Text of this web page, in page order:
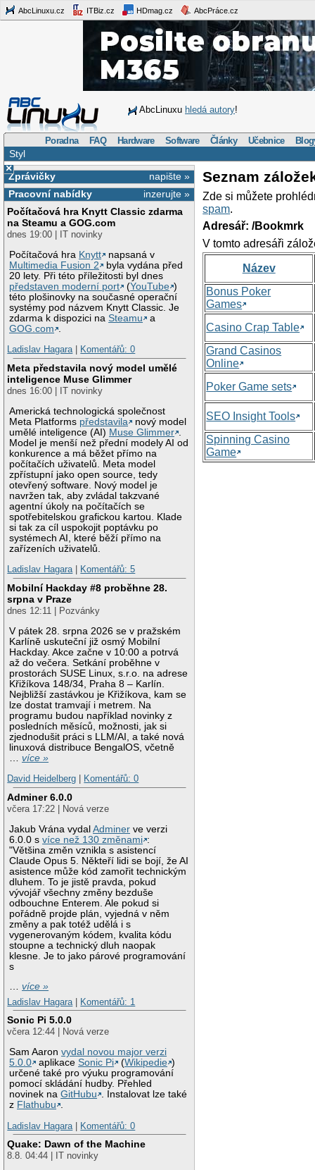
AbcLinuxu.cz ITBiz.cz HDmag.cz AbcPráce.cz
AbcLinuxu hledá autory!
Poradna FAQ Hardware Software Články Učebnice
Styl
×
napište »
Zprávičky
inzerujte »
Pracovní nabídky
Počítačová hra Knytt Classic zdarma
na Steamu a GOG.com
dnes 19:00 | IT novinky
Počítačová hra Knytt
napsaná v
Multimedia Fusion 2
byla vydána před
20 lety. Při této příležitosti byl dnes
představen moderní port
(YouTube )
této plošinovky na současné operační
systémy pod názvem Knytt Classic. Je
zdarma k dispozici naSteamu
a
GOG.com
Ladislav Hagara| Komentářů: 0
Meta představila nový model umělé
inteligence Muse Glimmer
dnes 16:00 | IT novinky
Americká technologická společnost
Meta Platforms představila
nový model
umělé inteligence (AI) Muse Glimmer
Model je menší než přední modely AI od
konkurence a má běžet přímo na
počítačích uživatelů. Meta model
zpřístupní jako open source, tedy
otevřený software. Nový model je
navržen tak, aby zvládal takzvané
agentní úkoly na počítačích se
spotřebitelskou grafickou kartou. Klade
si tak za cíl uspokojit poptávku po
systémech AI, které běží přímo na
zařízeních uživatelů.
Ladislav Hagara| Komentářů: 5
Mobilní Hackday #8 proběhne 28.
srpna v Praze
dnes 12:11 | Pozvánky
V pátek 28. srpna 2026 se v pražském
Karlíně uskuteční již osmý Mobilní
Hackday. Akce začne v 10:00 a potrvá
až do večera. Setkání proběhne v
prostorách SUSE Linux, s.r.o. na adrese
Křižíkova 148/34, Praha 8 – Karlín.
Nejbližší zastávkou je Křižíkova, kam se
lze dostat tramvají i metrem. Na
programu budou například novinky z
posledních měsíců, možnosti, jak si
zjednodušit práci s LLM/AI, a také nová
linuxová distribuce BengalOS, včetně
…více »
David Heidelberg
Komentářů: 0
Adminer 6.0.0
včera 17:22 | Nová verze
Jakub Vrána vydalAdminer ve verzi
6.0.0 svíce než 130 změnami :
"Většina změn vznikla s asistencí
Claude Opus 5. Někteří lidi se bojí, že AI
asistence může kód zamořit technickým
dluhem. To je jistě pravda, pokud
vývojář všechny změny bezduše
odbouchne Enterem. Ale pokud si
pořádně projde plán, vyjedná v něm
změny a pak totéž udělá i s
vygenerovaným kódem, kvalita kódu
stoupne a technický dluh naopak
klesne. Je to jako párové programování
s
…více »
Ladislav Hagara
Komentářů: 1
Sonic Pi 5.0.0
včera 12:44 | Nová verze
Sam Aaronvydal novou major verzi
5.0.0
aplikaceSonic Pi (Wikipedie )
určené také pro výuku programování
pomocí skládání hudby. Přehled
novinek naGitHubu . Instalovat lze také
z Flathubu .
Ladislav Hagara | Komentářů: 0
Quake: Dawn of the Machine
8.8. 04:44 | IT novinky
Seznam
Zde si můžete
spam.
Adresář: /Bookmrk
V tomto adresáři
Název
Bonus Poker
Games
Casino Crap Table
Grand Casinos
Online
Poker Game sets
SEO Insight Tools
Spinning Casino
Game